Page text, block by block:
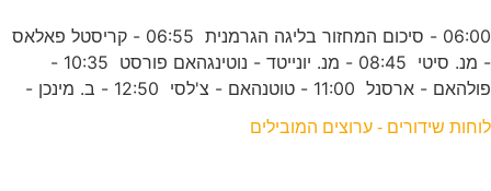
06:00 - סיכום המחזור בליגה הגרמנית 06:55 - קריסטל פאלאס
- מנ. סיטי 08:45 - מנ. יונייטד - נוטינגהאם פורסט 10:35 -
פולהאם - ארסנל 11:00 - טוטנהאם - צ'לסי 12:50 - ב. מינכן -
לוחות שידורים - ערוצים המובילים